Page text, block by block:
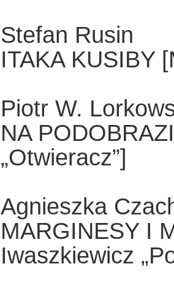
Stefan Rusin
ITAKA KUSIBY
Piotr W.
NA
„Otwieracz”]
Agnieszka
MARGINESY I
Iwaszkiewicz